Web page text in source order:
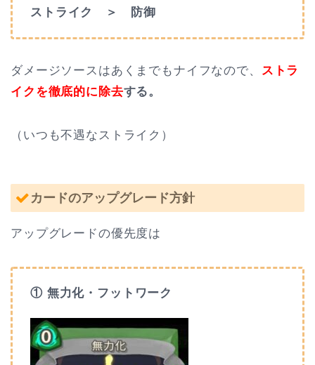
ストライク ＞ 防御
ダメージソースはあくまでもナイフなので、 ストラ
イクを徹底的に除去する。
（いつも不遇なストライク）
カードのアップグレード方針
アップグレードの優先度は
① 無力化・ フットワーク